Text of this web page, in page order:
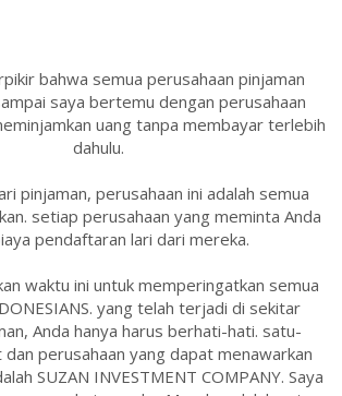
bahwa semua perusahaan pinjaman
saya bertemu dengan perusahaan
uang tanpa membayar terlebih
dahulu.
pinjaman, perusahaan ini adalah semua
setiap perusahaan yang meminta Anda
pendaftaran lari dari mereka.
waktu ini untuk memperingatkan semua
yang telah terjadi di sekitar
Anda hanya harus berhati-hati. satu-
perusahaan yang dapat menawarkan
SUZAN INVESTMENT COMPANY. Saya